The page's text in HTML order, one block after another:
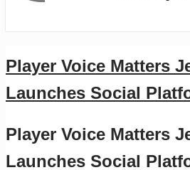
Player Voice Matters
Launches Social
Player Voice Matters
Launches Social